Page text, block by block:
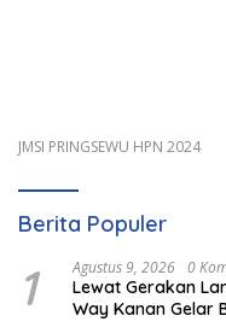
JMSI PRINGSEWU HPN 2024
Berita Populer
1 Agustus 9, 2026 0
Lewat Gerakan
Way Kanan Gelar